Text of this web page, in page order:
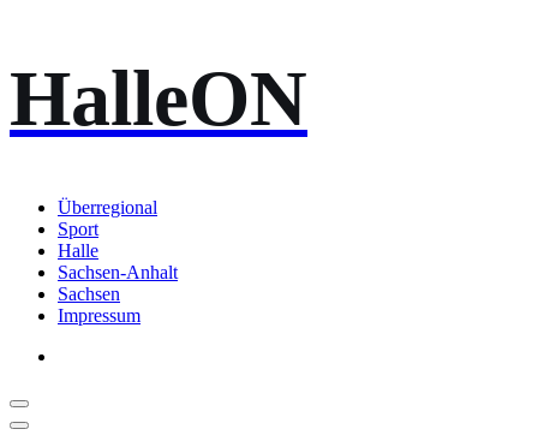
Inhalt
springen
HalleON
Überregional
Sport
Halle
Sachsen-Anhalt
Sachsen
Impressum